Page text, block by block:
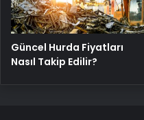
Güncel Hurda Fiyatları
Nasıl Takip Edilir?